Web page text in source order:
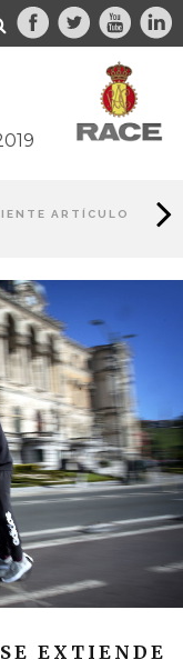
ARTÍCULO
EXTIENDE